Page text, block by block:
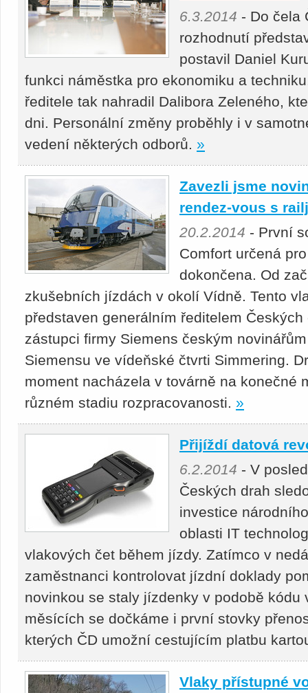
6.3.2014 - Do čela
rozhodnutí
postavil Daniel
funkci náměstka pro ekonomiku a
ředitele tak nahradil Dalibora Zeleného,
dni. Personální změny proběhly i v
vedení některých odborů. »
Zavezli jsme
rendez-vous s
20.2.2014 - První
Comfort určená
dokončena. Od
zkušebních jízdách v okolí Vídně. Tento
představen generálním ředitelem
zástupci firmy Siemens českým
Siemensu ve vídeňské čtvrti Simmering.
moment nacházela v továrně na konečné
různém stadiu rozpracovanosti. »
Přijíždí datová
6.2.2014 - V
Českých drah
investice
oblasti IT
vlakových čet během jízdy. Zatímco v
zaměstnanci kontrolovat jízdní doklady
novinkou se staly jízdenky v podobě kódu
měsících se dočkáme i první stovky
kterých ČD umožní cestujícím platbu
Vlaky přístupné